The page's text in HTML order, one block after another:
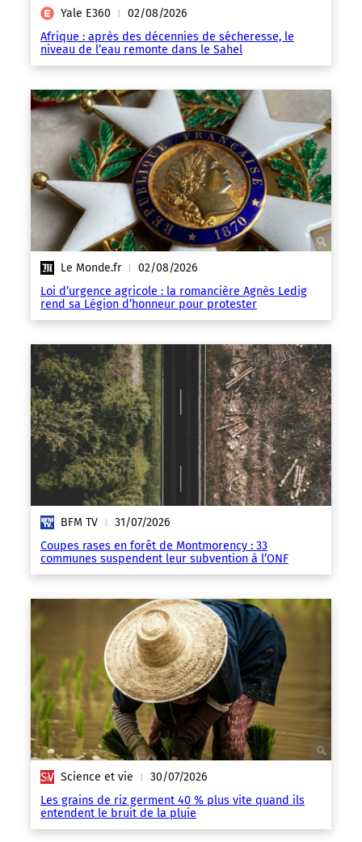
Yale E360 | 02/08/2026
Afrique : après des décennies de sécheresse, le
niveau de l’eau remonte dans le Sahel
Le Monde.fr | 02/08/2026
Loi d’urgence agricole : la romancière Agnès Ledig
rend sa Légion d’honneur pour protester
BFM TV | 31/07/2026
Coupes rases en forêt de Montmorency : 33
communes suspendent leur subvention à l’ONF
Science et vie | 30/07/2026
Les grains de riz germent 40 % plus vite quand ils
entendent le bruit de la pluie